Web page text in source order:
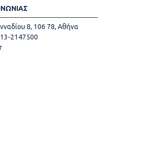
8, 106 78, Αθήνα
2147500